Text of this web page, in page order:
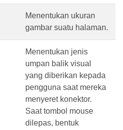
Menentukan ukuran
gambar suatu halaman.
Menentukan jenis
umpan balik visual
yang diberikan kepada
pengguna saat mereka
menyeret konektor.
Saat tombol mouse
dilepas, bentuk